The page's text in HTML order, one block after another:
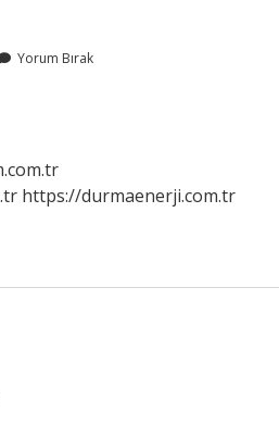
Yorum Bırak
https://durmaenerji.com.tr